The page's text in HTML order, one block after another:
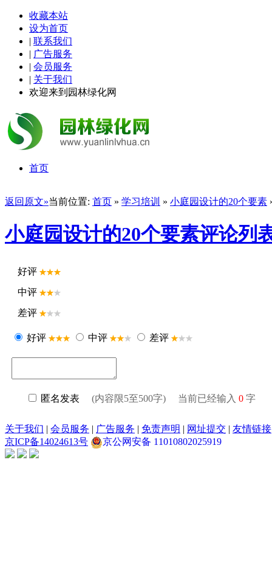
收藏本站
设为首页
| 联系我们
| 广告服务
| 会员服务
| 关于我们
欢迎来到园林绿化网
首页
返回原文»当前位置: 首页 » 学习培训 » 小庭园设计的20个要素
小庭园设计的20个要素评论列
好评
中评
差评
好评 中评 差评
匿名发表 (内容限5至500字) 当前已经输入 0 字
关于我们 | 会员服务 | 广告服务 | 免责声明 | 网址提交 | 友情链接
京ICP备14024613号
京公网安备 11010802025919